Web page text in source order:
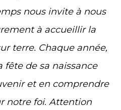
nous invite à nous
à accueillir la
terre. Chaque année,
fête de sa naissance
et en comprendre
notre foi. Attention